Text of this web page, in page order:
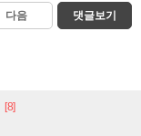
다음 댓글보기
[8]